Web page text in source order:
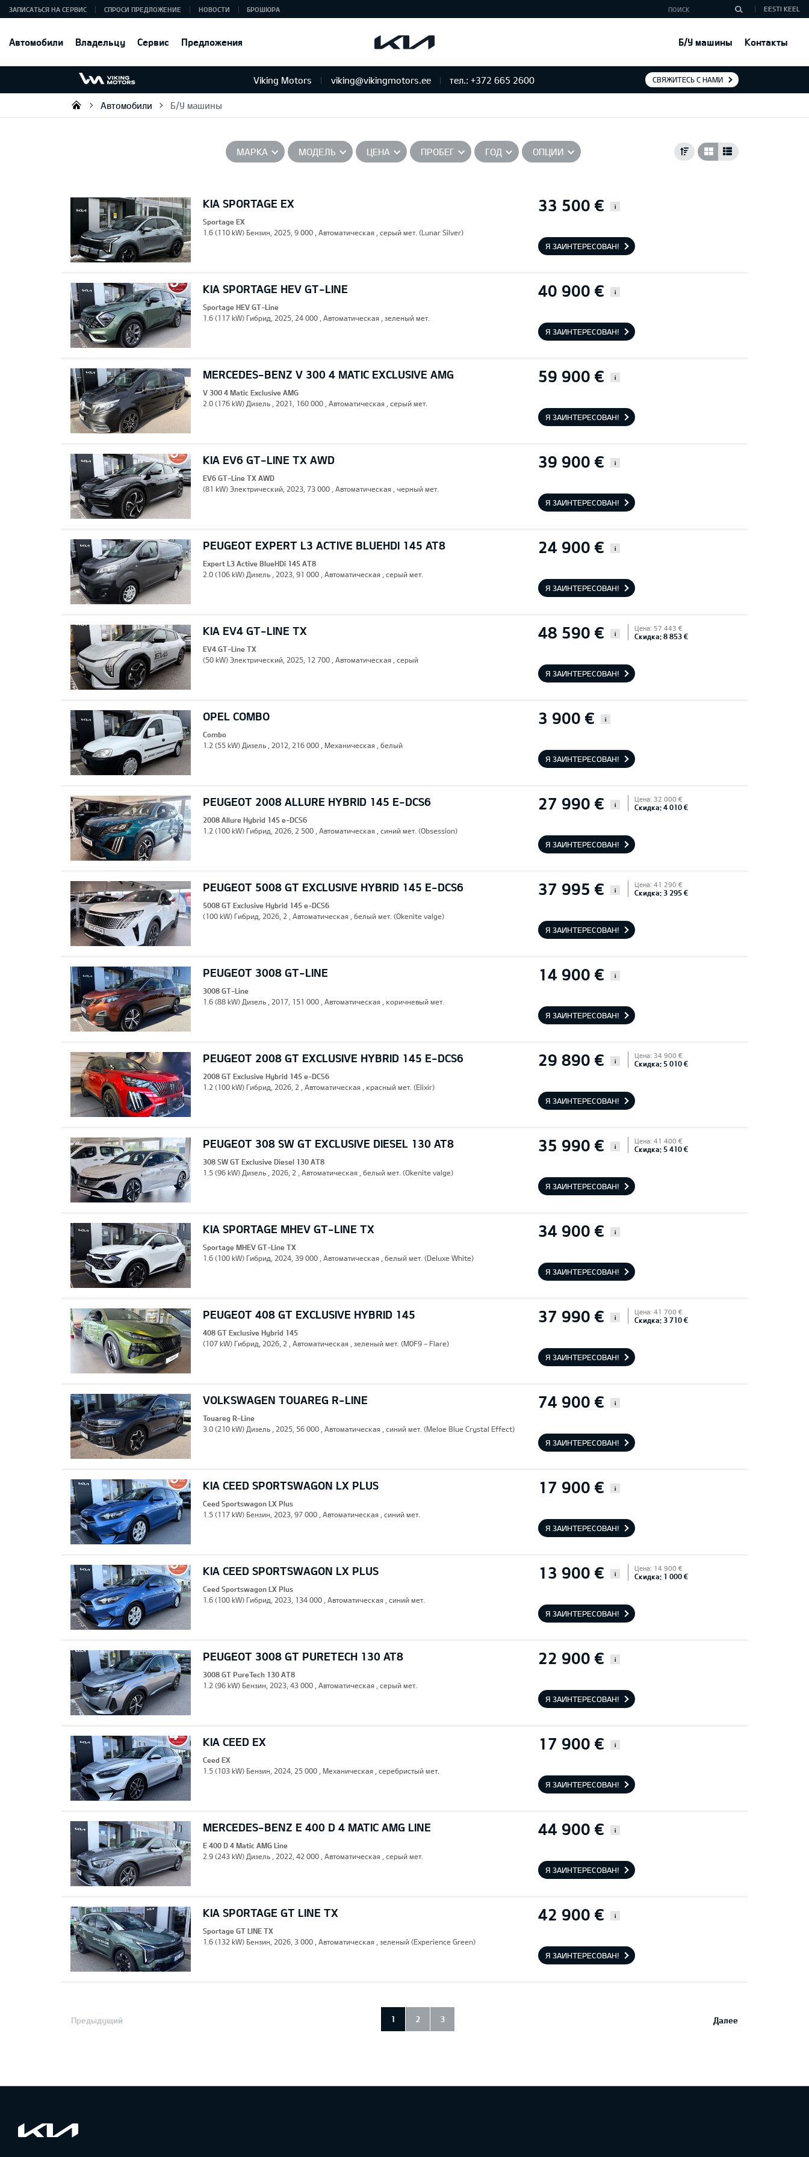
Автомобили Владельцу Сервис Предложения Б/У машины Контакты
ЗАПИСАТЬСЯ НА СЕРВИС СПРОСИ ПРЕДЛОЖЕНИЕ НОВОСТИ БРОШЮРА EESTI KEEL
Viking Motors viking@vikingmotors.ee тел.: +372 665 2600 СВЯЖИТЕСЬ С НАМИ
Viking Motors - Kia продажа, обслуживание и ремонт
Автомобили Б/У машины
МАРКА МОДЕЛЬ ЦЕНА ПРОБЕГ ГОД ОПЦИИ
KIA SPORTAGE EX 33 500 € i
Sportage EX
1.6 (110 kW) Бензин, 2025, 9 000 , Автоматическая , серый мет. (Lunar Silver)
Я ЗАИНТЕРЕСОВАН!
KIA SPORTAGE HEV GT-LINE 40 900 € i
Sportage HEV GT-Line
1.6 (117 kW) Гибрид, 2025, 24 000 , Автоматическая , зеленый мет.
Я ЗАИНТЕРЕСОВАН!
MERCEDES-BENZ V 300 4 MATIC EXCLUSIVE AMG 59 900 € i
V 300 4 Matic Exclusive AMG
2.0 (176 kW) Дизель , 2021, 160 000 , Автоматическая , серый мет.
Я ЗАИНТЕРЕСОВАН!
KIA EV6 GT-LINE TX AWD 39 900 € i
EV6 GT-Line TX AWD
(81 kW) Электрический, 2023, 73 000 , Автоматическая , черный мет.
Я ЗАИНТЕРЕСОВАН!
PEUGEOT EXPERT L3 ACTIVE BLUEHDI 145 AT8 24 900 € i
Expert L3 Active BlueHDi 145 AT8
2.0 (106 kW) Дизель , 2023, 91 000 , Автоматическая , серый мет.
Я ЗАИНТЕРЕСОВАН!
KIA EV4 GT-LINE TX 48 590 € i
Цена: 57 443 €
Скидка: 8 853 €
EV4 GT-Line TX
(50 kW) Электрический, 2025, 12 700 , Автоматическая , серый
Я ЗАИНТЕРЕСОВАН!
OPEL COMBO 3 900 € i
Combo
1.2 (55 kW) Дизель , 2012, 216 000 , Механическая , белый
Я ЗАИНТЕРЕСОВАН!
PEUGEOT 2008 ALLURE HYBRID 145 E-DCS6 27 990 € i
Цена: 32 000 €
Скидка: 4 010 €
2008 Allure Hybrid 145 e-DCS6
1.2 (100 kW) Гибрид, 2026, 2 500 , Автоматическая , синий мет. (Obsession)
Я ЗАИНТЕРЕСОВАН!
PEUGEOT 5008 GT EXCLUSIVE HYBRID 145 E-DCS6 37 995 € i
Цена: 41 290 €
Скидка: 3 295 €
5008 GT Exclusive Hybrid 145 e-DCS6
(100 kW) Гибрид, 2026, 2 , Автоматическая , белый мет. (Okenite valge)
Я ЗАИНТЕРЕСОВАН!
PEUGEOT 3008 GT-LINE 14 900 € i
3008 GT-Line
1.6 (88 kW) Дизель , 2017, 151 000 , Автоматическая , коричневый мет.
Я ЗАИНТЕРЕСОВАН!
PEUGEOT 2008 GT EXCLUSIVE HYBRID 145 E-DCS6 29 890 € i
Цена: 34 900 €
Скидка: 5 010 €
2008 GT Exclusive Hybrid 145 e-DCS6
1.2 (100 kW) Гибрид, 2026, 2 , Автоматическая , красный мет. (Elixir)
Я ЗАИНТЕРЕСОВАН!
PEUGEOT 308 SW GT EXCLUSIVE DIESEL 130 AT8 35 990 € i
Цена: 41 400 €
Скидка: 5 410 €
308 SW GT Exclusive Diesel 130 AT8
1.5 (96 kW) Дизель , 2026, 2 , Автоматическая , белый мет. (Okenite valge)
Я ЗАИНТЕРЕСОВАН!
KIA SPORTAGE MHEV GT-LINE TX 34 900 € i
Sportage MHEV GT-Line TX
1.6 (100 kW) Гибрид, 2024, 39 000 , Автоматическая , белый мет. (Deluxe White)
Я ЗАИНТЕРЕСОВАН!
PEUGEOT 408 GT EXCLUSIVE HYBRID 145 37 990 € i
Цена: 41 700 €
Скидка: 3 710 €
408 GT Exclusive Hybrid 145
(107 kW) Гибрид, 2026, 2 , Автоматическая , зеленый мет. (M0F9 - Flare)
Я ЗАИНТЕРЕСОВАН!
VOLKSWAGEN TOUAREG R-LINE 74 900 € i
Touareg R-Line
3.0 (210 kW) Дизель , 2025, 56 000 , Автоматическая , синий мет. (Meloe Blue Crystal Effect)
Я ЗАИНТЕРЕСОВАН!
KIA CEED SPORTSWAGON LX PLUS 17 900 € i
Ceed Sportswagon LX Plus
1.5 (117 kW) Бензин, 2023, 97 000 , Автоматическая , синий мет.
Я ЗАИНТЕРЕСОВАН!
KIA CEED SPORTSWAGON LX PLUS 13 900 € i
Цена: 14 900 €
Скидка: 1 000 €
Ceed Sportswagon LX Plus
1.6 (100 kW) Гибрид, 2023, 134 000 , Автоматическая , синий мет.
Я ЗАИНТЕРЕСОВАН!
PEUGEOT 3008 GT PURETECH 130 AT8 22 900 € i
3008 GT PureTech 130 AT8
1.2 (96 kW) Бензин, 2023, 43 000 , Автоматическая , серый мет.
Я ЗАИНТЕРЕСОВАН!
KIA CEED EX 17 900 € i
Ceed EX
1.5 (103 kW) Бензин, 2024, 25 000 , Механическая , серебристый мет.
Я ЗАИНТЕРЕСОВАН!
MERCEDES-BENZ E 400 D 4 MATIC AMG LINE 44 900 € i
E 400 D 4 Matic AMG Line
2.9 (243 kW) Дизель , 2022, 42 000 , Автоматическая , серый мет.
Я ЗАИНТЕРЕСОВАН!
KIA SPORTAGE GT LINE TX 42 900 € i
Sportage GT LINE TX
1.6 (132 kW) Бензин, 2026, 3 000 , Автоматическая , зеленый (Experience Green)
Я ЗАИНТЕРЕСОВАН!
Предыдущий Далее
1 2 3